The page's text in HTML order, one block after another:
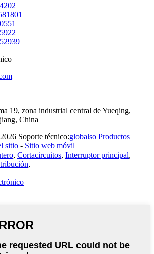
19, zona industrial central de Yueqing,
China
Soporte técnico:globalso Productos
sitio - Sitio web móvil
, Cortacircuitos, Interruptor principal,
,